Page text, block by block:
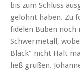
bis zum Schluss
gelohnt haben. Zu
fidelen Buben noch
Schwermetall,
Black“ nicht Halt
ließ grüßen.